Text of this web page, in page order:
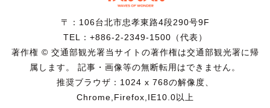
〒：106台北市忠孝東路4段290号9F
TEL：+886-2-2349-1500（代表）
著作権 © 交通部観光署当サイトの著作権は交通部観光署に帰
属します。 記事・画像等の無断転用はできません。
推奨ブラウザ：1024 x 768の解像度、
Chrome,Firefox,IE10.0以上